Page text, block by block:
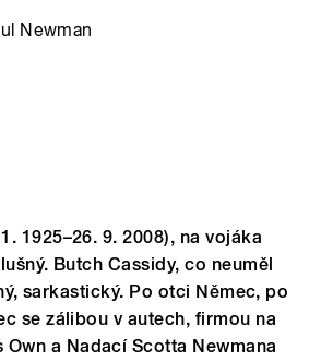
Newman
1925–26. 9. 2008), na vojáka
Butch Cassidy, co neuměl
sarkastický. Po otci Němec, po
se zálibou v autech, firmou na
Own a Nadací Scotta Newmana